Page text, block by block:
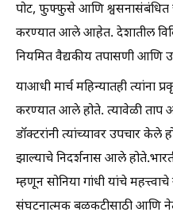
पोट, फुफ्फुसे आणि श्वसनासंबंधित
करण्यात आले आहेत. देशातील
नियमित वैद्यकीय तपासणी आणि
याआधी मार्च महिन्यातही त्यांना
करण्यात आले होते. त्यावेळी ताप
डॉक्टरांनी त्यांच्यावर उपचार केले
झाल्याचे निदर्शनास आले
म्हणून सोनिया गांधी यांचे
संघटनात्मक बळकटीसाठी आणि